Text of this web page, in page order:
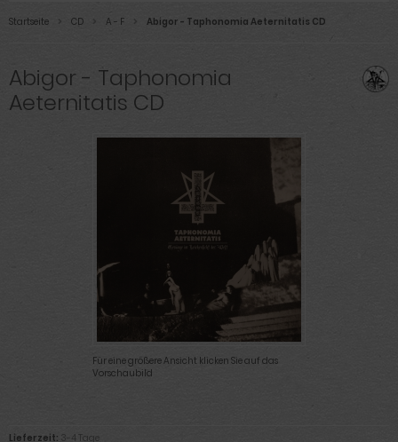
Startseite CD A - F Abigor - Taphonomia Aeternitatis CD
Abigor - Taphonomia
Aeternitatis CD
Für eine größere Ansicht klicken Sie auf das
Vorschaubild
Lieferzeit: 3-4 Tage